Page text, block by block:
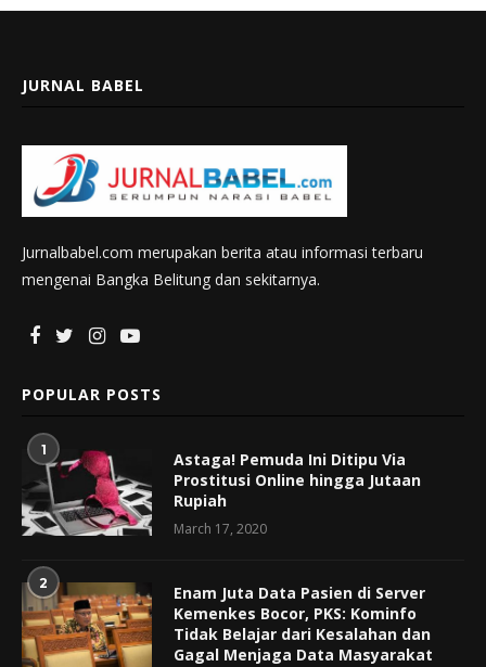
JURNAL BABEL
Jurnalbabel.com merupakan berita atau informasi terbaru
mengenai Bangka Belitung dan sekitarnya.
POPULAR POSTS
1
Astaga! Pemuda Ini Ditipu Via
Prostitusi Online hingga Jutaan
Rupiah
March 17, 2020
2
Enam Juta Data Pasien di Server
Kemenkes Bocor, PKS: Kominfo
Tidak Belajar dari Kesalahan dan
Gagal Menjaga Data Masyarakat